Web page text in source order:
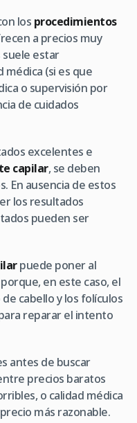
los procedimientos
a precios muy
suele estar
médica (si es que
o supervisión por
de cuidados
excelentes e
capilar, se deben
En ausencia de estos
los resultados
pueden ser
puede poner al
en este caso, el
cabello y los folículos
reparar el intento
antes de buscar
precios baratos
o calidad médica
más razonable.